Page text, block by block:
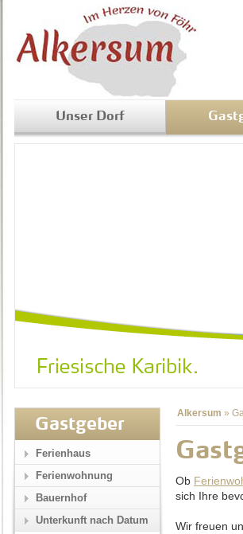
Unser Dorf
Alkersum »
Ob
sich Ihre
Wir freuen
Gastgeber
Ferienhaus
Ferienwohnung
Bauernhof
Unterkunft nach Datum